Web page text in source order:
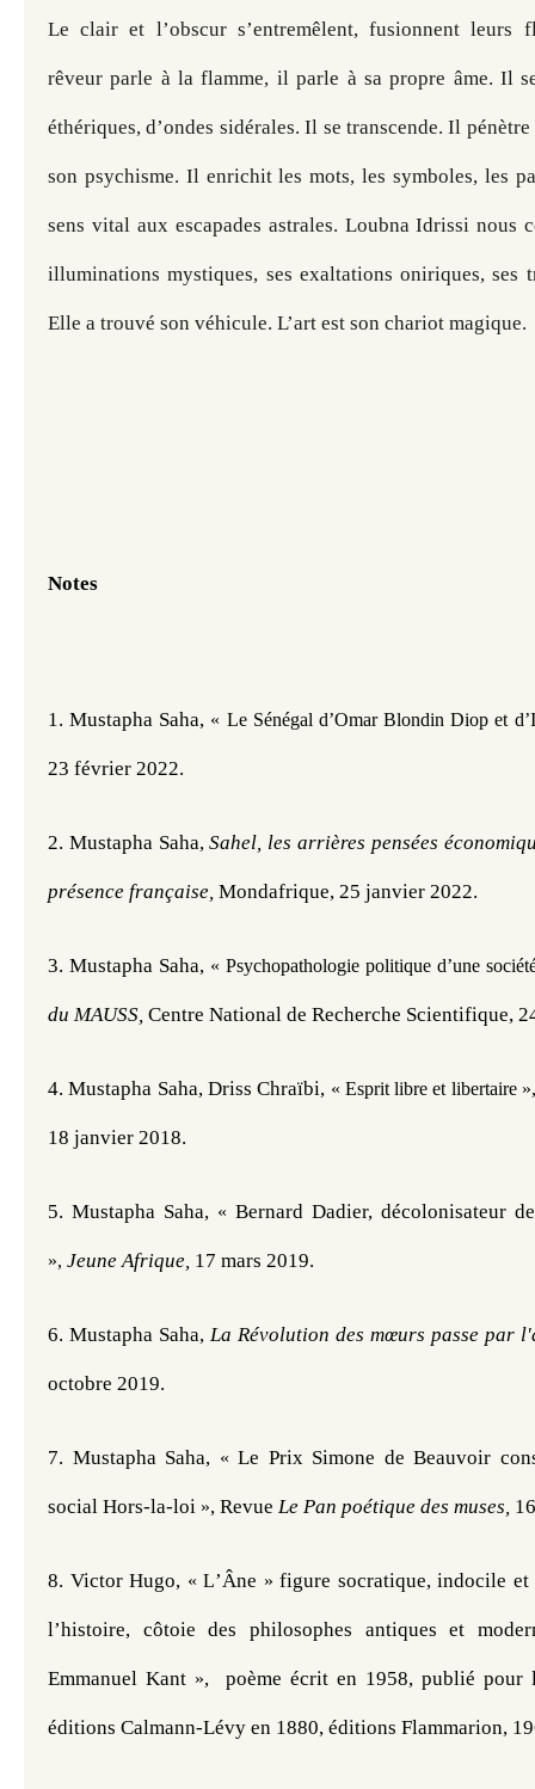
Le clair et l’obscur s’entremêlent, fusionnent leurs
rêveur parle à la flamme, il parle à sa propre âme. Il
éthériques, d’ondes sidérales. Il se transcende. Il
son psychisme. Il enrichit les mots, les symboles, les
sens vital aux escapades astrales. Loubna Idrissi nous
illuminations mystiques, ses exaltations oniriques, ses
Elle a trouvé son véhicule. L’art est son chariot magique.
Notes
1. Mustapha Saha, « Le Sénégal d’Omar Blondin Diop et
23 février 2022.
2. Mustapha Saha, Sahel, les arrières pensées
présence française, Mondafrique, 25 janvier 2022.
3. Mustapha Saha, « Psychopathologie politique d’une
du MAUSS, Centre National de Recherche Scientifique,
4. Mustapha Saha, Driss Chraïbi, « Esprit libre et libertaire »
18 janvier 2018.
5. Mustapha Saha, «
», Jeune Afrique, 17 mars 2019.
6. Mustapha Saha, La Révolution des mœurs passe par
octobre 2019.
7. Mustapha Saha, «Le Prix Simone de Beauvoir
social Hors-la-loi », Revue Le Pan poétique des muses,
8. Victor Hugo, « L’Âne » figure socratique, indocile et
l’histoire, côtoie des philosophes antiques et
Emmanuel Kant »,  poème écrit en 1958, publié pour
éditions Calmann-Lévy en 1880, éditions Flammarion,